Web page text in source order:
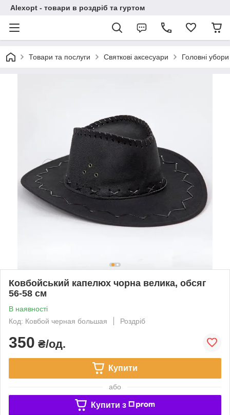
Alexopt - товари в роздріб та гуртом
Товари та послуги Святкові аксесуари Головні убори
Ковбойський капелюх чорна велика, обсяг
56-58 см
В наявності
Код: Ковбой черная большая
Роздріб
350 ₴/од.
Купити
або
Купити з